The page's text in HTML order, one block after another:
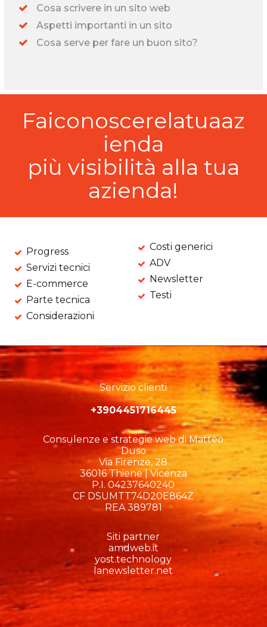
Cosa scrivere in un sito web
Aspetti importanti in un sito
Cosa serve per fare un buon sito?
Faiconoscerelatuaaz
ienda
più visibilità alla tua
azienda!
Progress
Servizi tecnici
E-commerce
Parte tecnica
Considerazioni
Costi generici
ADV
Newsletter
Testi
Servizio clienti
+3904451716445
Consulenze e strategie web di Matteo
Duso
Via Firenze, 28
36016 Thiene | Vicenza
P.I. 04237640240
CF DSUMTT74D20E864Z
REA 389781
Siti partner
amdweb.it
yost.technology
lanewsletter.net